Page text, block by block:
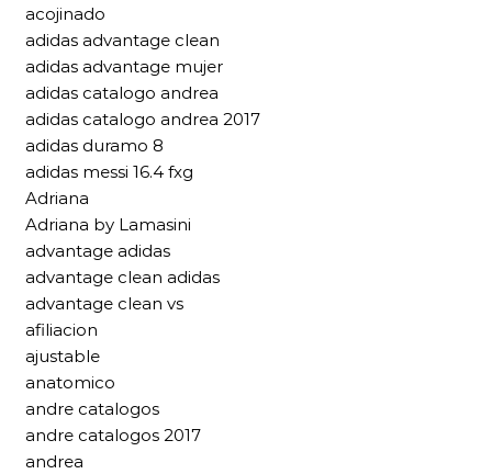
acojinado
adidas advantage clean
adidas advantage mujer
adidas catalogo andrea
adidas catalogo andrea 2017
adidas duramo 8
adidas messi 16.4 fxg
Adriana
Adriana by Lamasini
advantage adidas
advantage clean adidas
advantage clean vs
afiliacion
ajustable
anatomico
andre catalogos
andre catalogos 2017
andrea